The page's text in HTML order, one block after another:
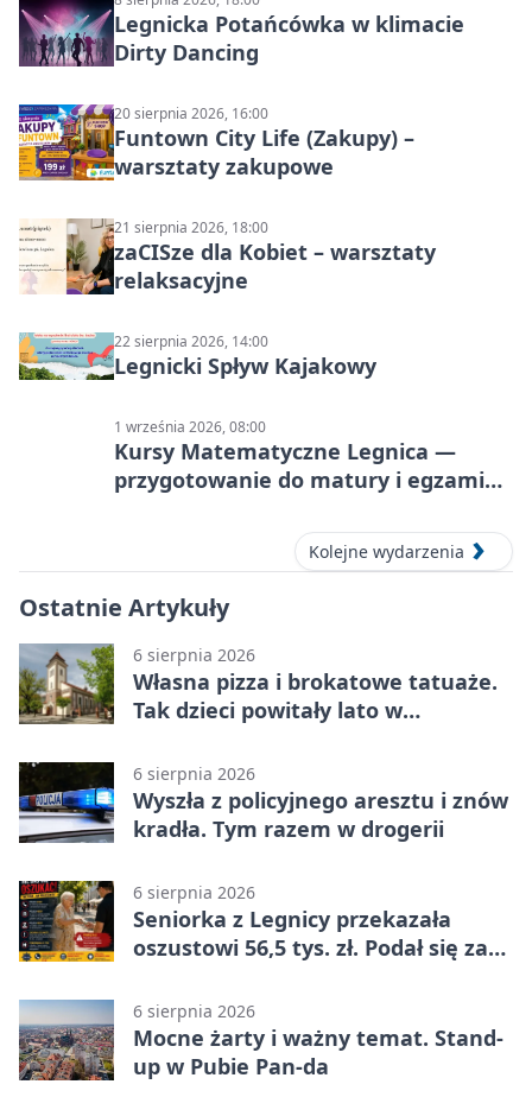
Legnicka Potańcówka w klimacie
Dirty Dancing
20 sierpnia 2026, 16:00
Funtown City Life (Zakupy) –
warsztaty zakupowe
21 sierpnia 2026, 18:00
zaCISze dla Kobiet – warsztaty
relaksacyjne
22 sierpnia 2026, 14:00
Legnicki Spływ Kajakowy
1 września 2026, 08:00
Kursy Matematyczne Legnica —
przygotowanie do matury i egzaminu
Kolejne wydarzenia
Ostatnie Artykuły
6 sierpnia 2026
Własna pizza i brokatowe tatuaże.
Tak dzieci powitały lato w
6 sierpnia 2026
Wyszła z policyjnego aresztu i znów
kradła. Tym razem w drogerii
6 sierpnia 2026
Seniorka z Legnicy przekazała
oszustowi 56,5 tys. zł. Podał się za
6 sierpnia 2026
Mocne żarty i ważny temat. Stand-
up w Pubie Pan-da